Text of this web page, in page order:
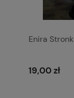
Enira
19,00 zł